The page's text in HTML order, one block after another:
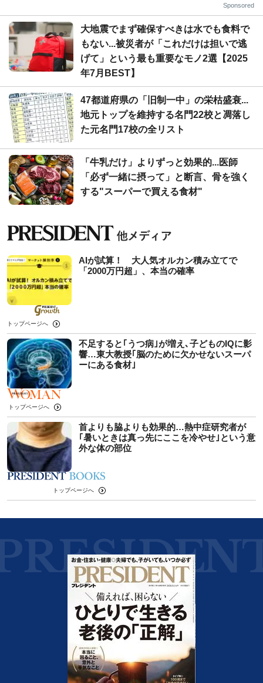
Sponsored
大地震でまず確保すべきは水でも食料で
もない...被災者が「これだけは担いで逃
げて」という最も重要なモノ2選【2025
年7月BEST】
47都道府県の「旧制一中」の栄枯盛衰...
地元トップを維持する名門22校と凋落し
た元名門17校の全リスト
「牛乳だけ」よりずっと効果的...医師
「必ず一緒に摂って」と断言、骨を強く
する"スーパーで買える食材"
AIが試算！ 大人気オルカン積み立てで
「2000万円超」、本当の確率
トップページへ
不足すると｢うつ病｣が増え､子どものIQに影
響…東大教授｢脳のために欠かせないスーパ
ーにある食材｣
トップページへ
首よりも脇よりも効果的…熱中症研究者が
｢暑いときは真っ先にここを冷やせ｣という意
外な体の部位
トップページへ